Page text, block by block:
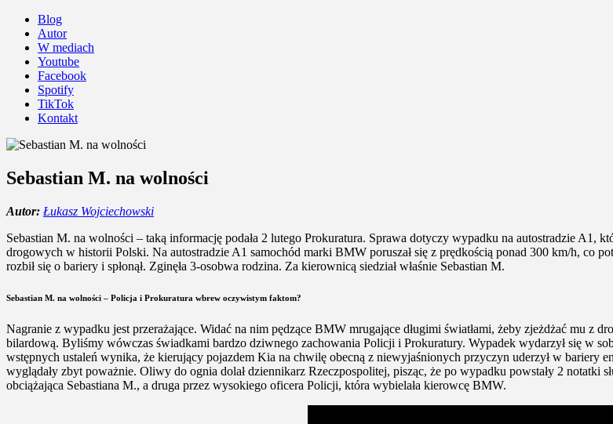
Blog
Autor
W mediach
Youtube
Facebook
Spotify
TikTok
Kontakt
Sebastian M. na wolności
Autor: Łukasz Wojciechowski
Sebastian M. na wolności – taką informację podała 2 lutego Prokuratura. Sprawa dotyczy wypadku na autostradzie A1,
drogowych w historii Polski. Na autostradzie A1 samochód marki BMW poruszał się z prędkością ponad 300 km/h, co
rozbił się o bariery i spłonął. Zginęła 3-osobwa rodzina. Za kierownicą siedział właśnie Sebastian M.
Sebastian M. na wolności – Policja i Prokuratura wbrew oczywistym faktom?
Nagranie z wypadku jest przerażające. Widać na nim pędzące BMW mrugające długimi światłami, żeby zjeżdżać mu z
bilardową. Byliśmy wówczas świadkami bardzo dziwnego zachowania Policji i Prokuratury. Wypadek wydarzył się w
wstępnych ustaleń wynika, że kierujący pojazdem Kia na chwilę obecną z niewyjaśnionych przyczyn uderzył w bariery
wyglądały zbyt poważnie. Oliwy do ognia dolał dziennikarz Rzeczpospolitej, pisząc, że po wypadku powstały 2 notatki
obciążająca Sebastiana M., a druga przez wysokiego oficera Policji, która wybielała kierowcę BMW.